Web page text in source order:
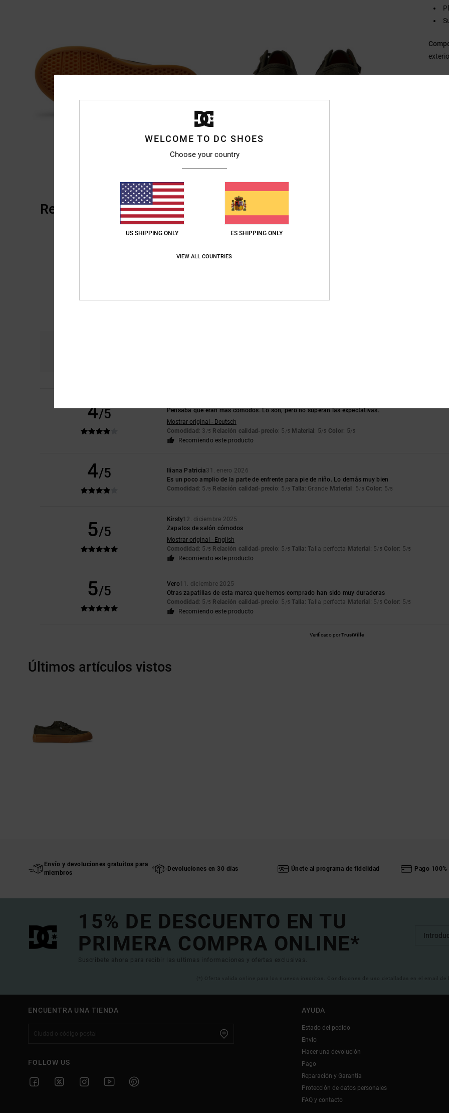
Reseñas de los clientes
4/5
Pensaba que eran más cómodos. Lo son, pero no superan las expectativas.
Mostrar original - Deutsch
Comodidad : 3 /5 Relación calidad-precio: 5 /5 Material : 5/5 Color: 5/5
Recomiendo este producto
4/5 Iliana Patricia31. enero 2026
Es un poco amplio de la parte de enfrente para pie de niño. Lo demás muy bien
Comodidad : 5 /5 Relación calidad-precio: 5 /5 Talla: Grande Material : 5/5 Color: 5/5
5/5
Kirsty12. diciembre 2025
Zapatos de salón cómodos
Mostrar original - English
Comodidad : 5 /5 Relación calidad-precio: 5 /5 Talla: Talla perfecta Material : 5/5 Color: 5/5
Recomiendo este producto
5/5 Vero11. diciembre 2025
Otras zapatillas de esta marca que hemos comprado han sido muy duraderas
Comodidad : 5 /5 Relación calidad-precio: 5 /5 Talla: Talla perfecta Material : 5/5 Color: 5/5
Recomiendo este producto
Verificado porTrustVille
Últimos artículos vistos
Envío y devoluciones gratuitos para
miembros
Devoluciones en 30 días Únete al programa de fidelidad Pago
15% DE DESCUENTO EN TU
PRIMERA COMPRA ONLINE*
Suscríbete ahora para recibir las ultimas informaciones y ofertas exclusivas.
(*) Oferta valida online para los nuevos inscritos. Condiciones de uso detalladas en el email de
ENCUENTRA UNA TIENDA
FOLLOW US
AYUDA
Estado del pedido
Envio
Hacer una devolución
Pago
Reparación y Garantía
Protección de datos personales
FAQ y contacto
WELCOME TO DC SHOES
Choose your country
US SHIPPING ONLY ES SHIPPING ONLY
VIEW ALL COUNTRIES